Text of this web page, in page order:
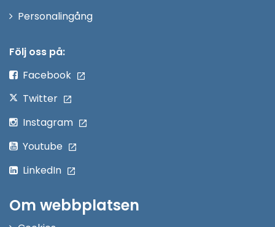
PersonalingångÖppna
Följ oss på:
Facebook
Twitter
Instagram
Youtube
LinkedIn
Om webbplatsen